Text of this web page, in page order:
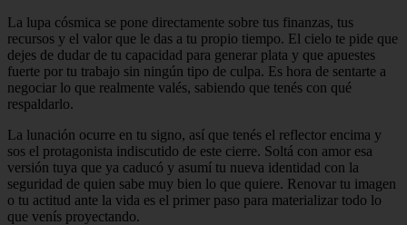
La lupa cósmica se pone directamente sobre tus finanzas, tus
recursos y el valor que le das a tu propio tiempo. El cielo te pide que
dejes de dudar de tu capacidad para generar plata y que apuestes
fuerte por tu trabajo sin ningún tipo de culpa. Es hora de sentarte a
negociar lo que realmente valés, sabiendo que tenés con qué
respaldarlo.
La lunación ocurre en tu signo, así que tenés el reflector encima y
sos el protagonista indiscutido de este cierre. Soltá con amor esa
versión tuya que ya caducó y asumí tu nueva identidad con la
seguridad de quien sabe muy bien lo que quiere. Renovar tu imagen
o tu actitud ante la vida es el primer paso para materializar todo lo
que venís proyectando.